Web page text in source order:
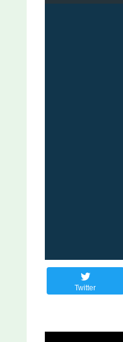
Twitter